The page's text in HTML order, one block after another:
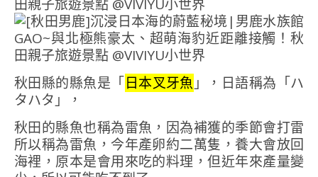
秋田縣的縣魚是「日本叉牙魚 」，日語稱為「ハ
タハタ」，
秋田的縣魚也稱為雷魚，因為補獲的季節會打雷
所以稱為雷魚，今年產卵約二萬隻，養大會放回
海裡，原本是會用來吃的料理，但近年來產量變